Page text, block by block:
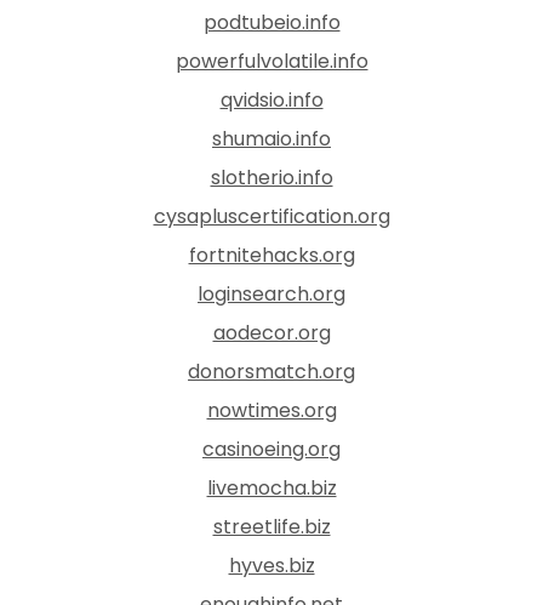
podtubeio.info
powerfulvolatile.info
qvidsio.info
shumaio.info
slotherio.info
cysapluscertification.org
fortnitehacks.org
loginsearch.org
aodecor.org
donorsmatch.org
nowtimes.org
casinoeing.org
livemocha.biz
streetlife.biz
hyves.biz